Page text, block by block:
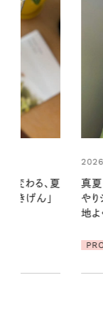
が香るひん
い季節に心
夏の
る【
1本